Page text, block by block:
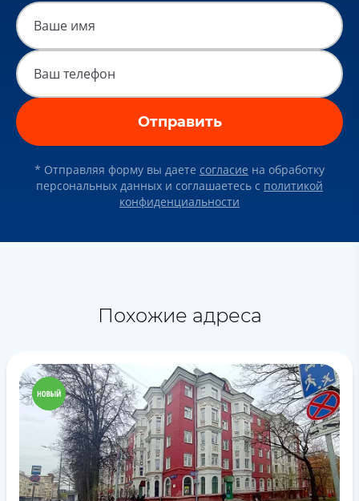
Отправить
* Отправляя форму вы даете согласие на обработку
персональных данных и соглашаетесь c политикой
конфиденциальности
Похожие адреса